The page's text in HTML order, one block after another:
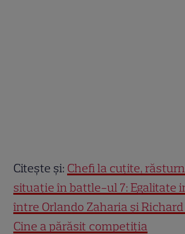
Citește și: Chefi la cuțite,
situație în battle-ul 7: Egalitate
între Orlando Zaharia și
Cine a părăsit competiția